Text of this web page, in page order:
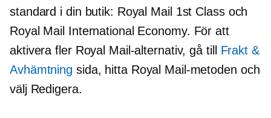
standard i din butik: Royal Mail 1st Class och
Royal Mail International Economy. För att
aktivera fler Royal Mail-alternativ, gå till Frakt &
Avhämtning sida, hitta Royal Mail-metoden och
välj Redigera.